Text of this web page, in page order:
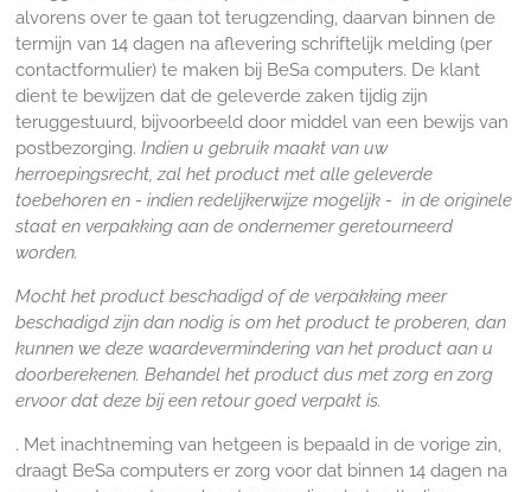
alvorens over te gaan tot terugzending, daarvan binnen de
termijn van 14 dagen na aflevering schriftelijk melding (per
contactformulier) te maken bij BeSa computers. De klant
dient te bewijzen dat de geleverde zaken tijdig zijn
teruggestuurd, bijvoorbeeld door middel van een bewijs van
postbezorging. Indien u gebruik maakt van uw
herroepingsrecht, zal het product met alle geleverde
toebehoren en - indien redelijkerwijze mogelijk - in de originele
staat en verpakking aan de ondernemer geretourneerd
worden.
Mocht het product beschadigd of de verpakking meer
beschadigd zijn dan nodig is om het product te proberen, dan
kunnen we deze waardevermindering van het product aan u
doorberekenen. Behandel het product dus met zorg en zorg
ervoor dat deze bij een retour goed verpakt is.
. Met inachtneming van hetgeen is bepaald in de vorige zin,
draagt BeSa computers er zorg voor dat binnen 14 dagen na